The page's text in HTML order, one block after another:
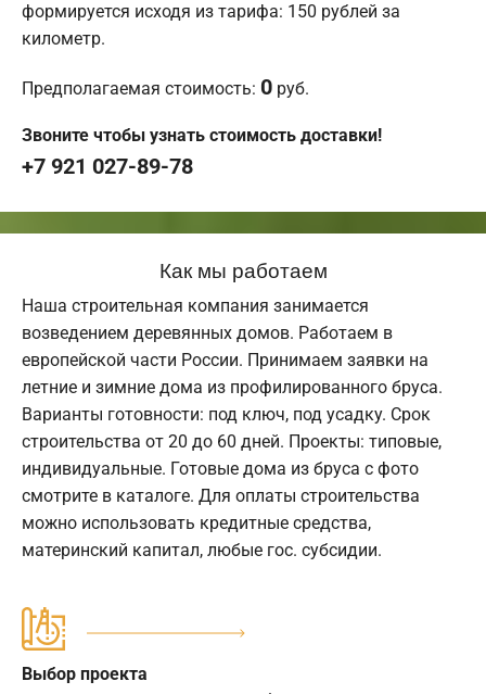
формируется исходя из тарифа: 150 рублей за
километр.
Предполагаемая стоимость: 0 руб.
Звоните чтобы узнать стоимость доставки!
+7 921 027-89-78
Как мы работаем
Наша строительная компания занимается
возведением деревянных домов. Работаем в
европейской части России. Принимаем заявки на
летние и зимние дома из профилированного бруса.
Варианты готовности: под ключ, под усадку. Срок
строительства от 20 до 60 дней. Проекты: типовые,
индивидуальные. Готовые дома из бруса с фото
смотрите в каталоге. Для оплаты строительства
можно использовать кредитные средства,
материнский капитал, любые гос. субсидии.
Выбор проекта